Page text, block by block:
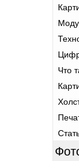
Что